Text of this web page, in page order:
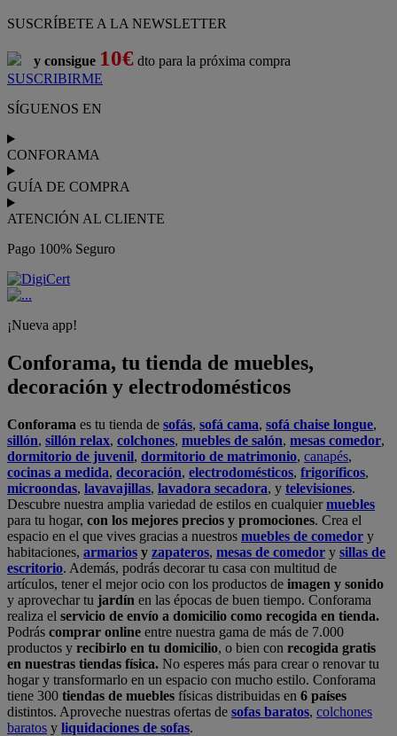
SUSCRÍBETE A LA NEWSLETTER
y consigue 10€ dto para la próxima compra
SUSCRIBIRME
SÍGUENOS EN
CONFORAMA
GUÍA DE COMPRA
ATENCIÓN AL CLIENTE
Pago 100% Seguro
¡Nueva app!
Conforama, tu tienda de muebles,
decoración y electrodomésticos
Conforama es tu tienda de sofás, sofá cama, sofá chaise longue,
sillón, sillón relax, colchones, muebles de salón, mesas comedor,
dormitorio de juvenil, dormitorio de matrimonio, canapés,
cocinas a medida, decoración, electrodomésticos, frigoríficos,
microondas, lavavajillas, lavadora secadora, y televisiones.
Descubre nuestra amplia variedad de estilos en cualquiermuebles
para tu hogar, con los mejores precios y promociones. Crea el
espacio en el que vives gracias a nuestros muebles de comedor y
habitaciones, armarios y zapateros, mesas de comedor y sillas de
escritorio. Además, podrás decorar tu casa con multitud de
artículos, tener el mejor ocio con los productos de imagen y sonido
y aprovechar tu jardín en las épocas de buen tiempo. Conforama
realiza el servicio de envío a domicilio como recogida en tienda.
Podrás comprar online entre nuestra gama de más de 7.000
productos y recibirlo en tu domicilio, o bien con recogida gratis
en nuestras tiendas física. No esperes más para crear o renovar tu
hogar y transformarlo en un espacio con mucho estilo. Conforama
tiene 300 tiendas de muebles físicas distribuidas en 6 países
distintos. Aproveche nuestras ofertas de sofas baratos, colchones
baratos y liquidaciones de sofas.